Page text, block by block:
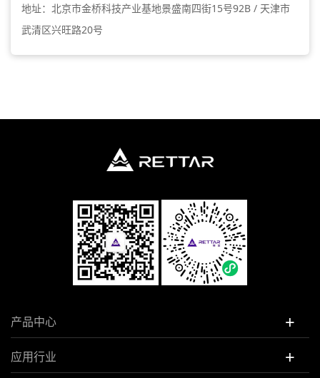
地址：北京市金桥科技产业基地景盛南四街15号92B / 天津市
武清区兴旺路20号
产品中心 +
应用行业 +